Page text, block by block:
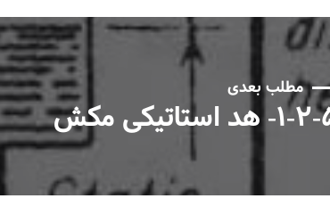
مطلب بعدی
هد استاتیکی مکش